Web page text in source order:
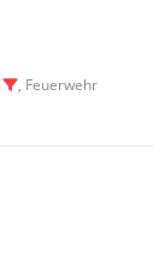
, Feuerwehr